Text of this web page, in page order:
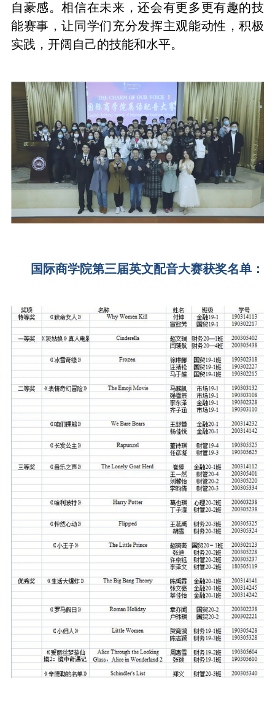
自豪感。相信在未来，还会有更多更有趣的技
能赛事，让同学们充分发挥主观能动性，积极
实践，开阔自己的技能和水平。
国际商学院第三届英文配音大赛获奖名单：